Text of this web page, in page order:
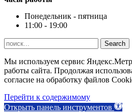
Понедельник - пятница
11:00 - 19:00
Search
Мы используем сервис
работы сайта. Продолжая
согласие на обработку файлов
Перейти к содержимому
Открыть панель инструментов